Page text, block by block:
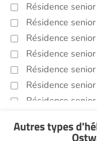
Résidence
Résidence
Résidence
Résidence
Résidence
Résidence
Résidence
Résidence
Autres types